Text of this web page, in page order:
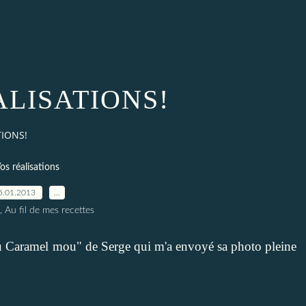
réalisations
Au fil de mes recettes
Caramel mou" de Serge qui m'a envoyé sa photo pleine